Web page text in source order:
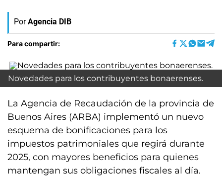
Por Agencia DIB
Para compartir:
Novedades para los contribuyentes bonaerenses.
La Agencia de Recaudación de la provincia de
Buenos Aires (ARBA) implementó un nuevo
esquema de bonificaciones para los
impuestos patrimoniales que regirá durante
2025, con mayores beneficios para quienes
mantengan sus obligaciones fiscales al día.